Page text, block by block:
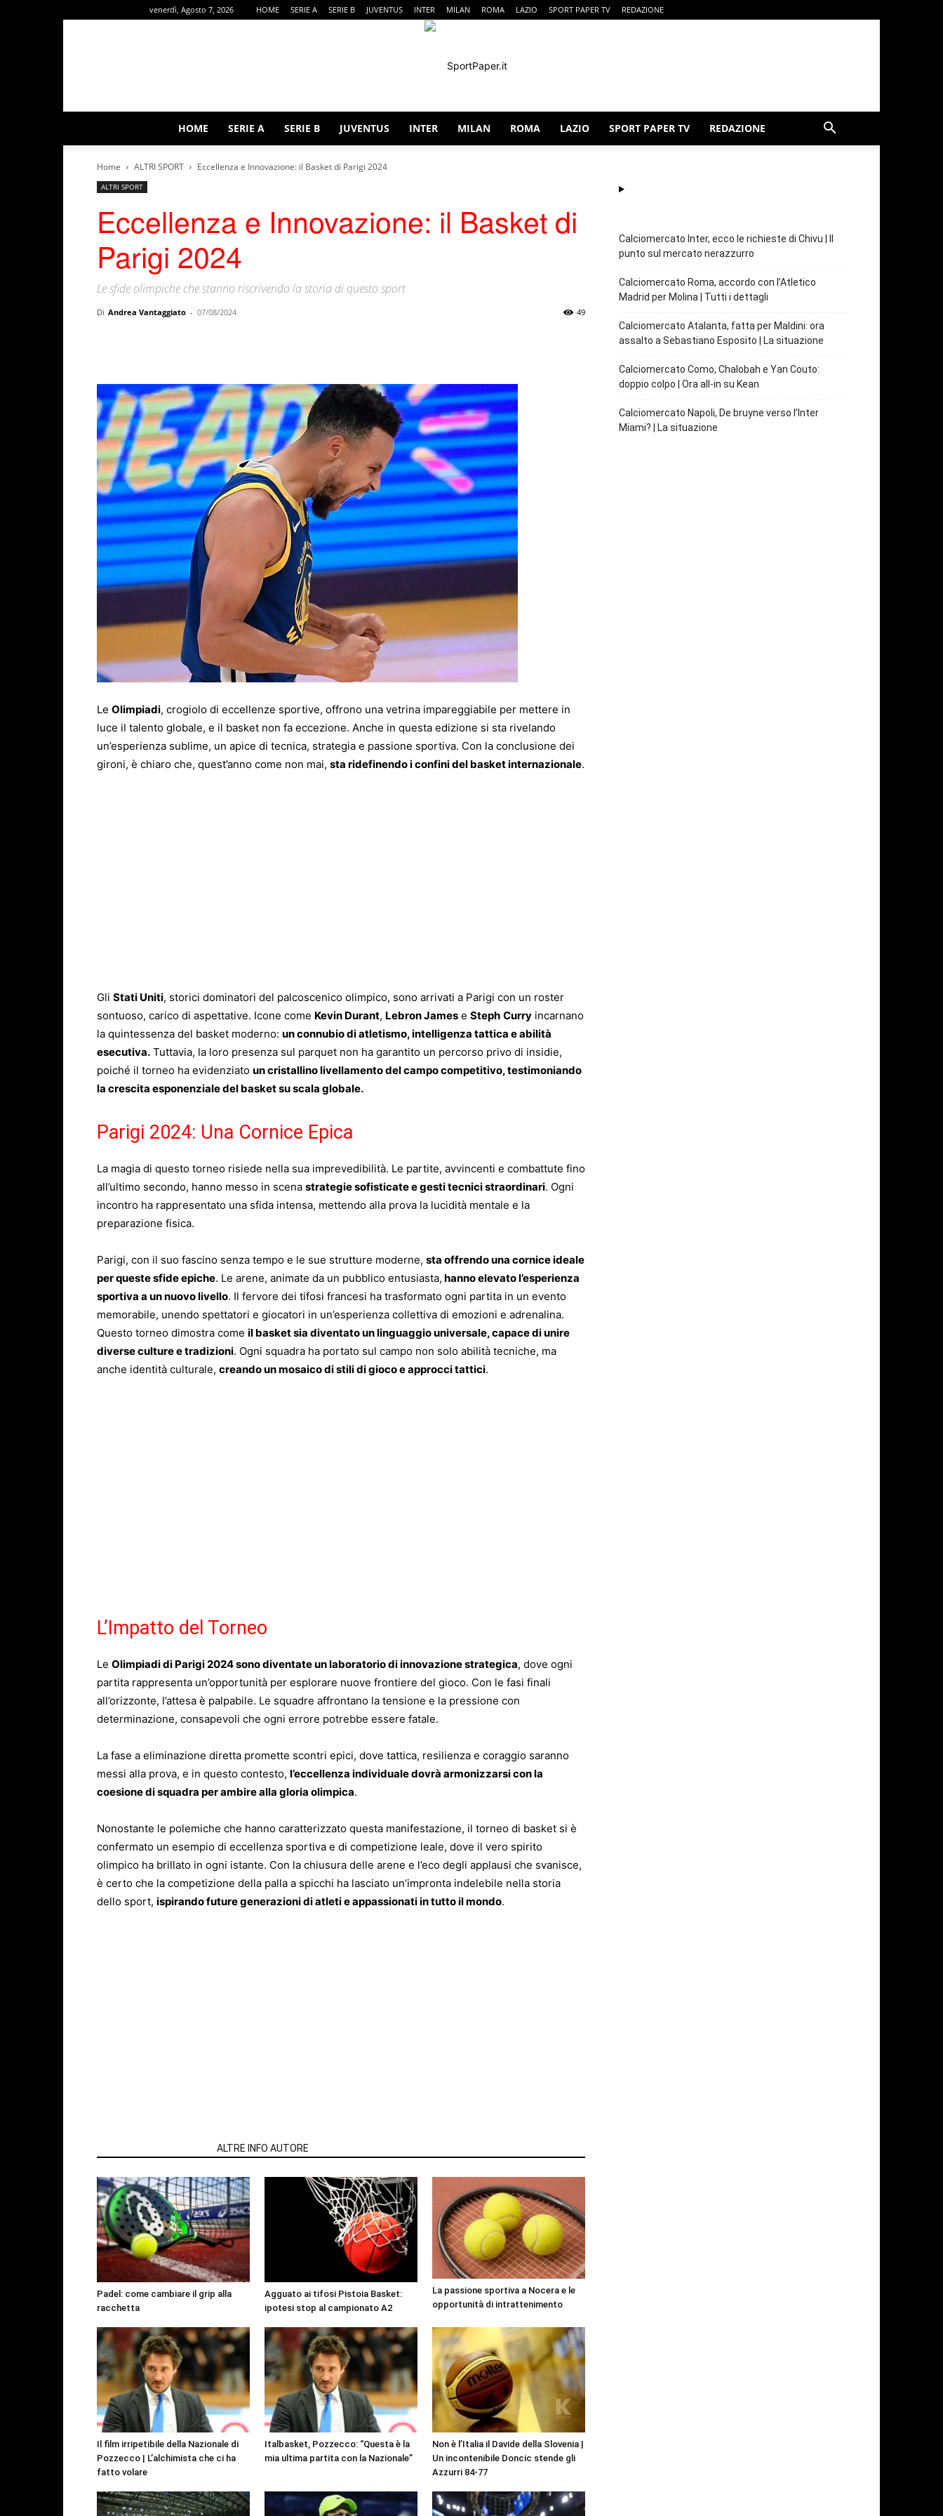
venerdì, Agosto 7, 2026 HOME SERIE A SERIE B JUVENTUS INTER MILAN ROMA LAZIO SPORT PAPER TV REDAZIONE
HOME SERIE A SERIE B JUVENTUS INTER MILAN ROMA LAZIO SPORT PAPER TV REDAZIONE
Home ALTRI SPORT Eccellenza e Innovazione: il Basket di Parigi 2024
ALTRI SPORT
Eccellenza e Innovazione: il Basket di
Parigi 2024
Le sfide olimpiche che stanno riscrivendo la storia di questo sport
Di Andrea Vantaggiato - 07/08/2024 49
Le Olimpiadi, crogiolo di eccellenze sportive, offrono una vetrina impareggiabile per mettere in
luce il talento globale, e il basket non fa eccezione. Anche in questa edizione si sta rivelando
un’esperienza sublime, un apice di tecnica, strategia e passione sportiva. Con la conclusione dei
gironi, è chiaro che, quest’anno come non mai, sta ridefinendo i confini del basket internazionale.
Gli Stati Uniti, storici dominatori del palcoscenico olimpico, sono arrivati a Parigi con un roster
sontuoso, carico di aspettative. Icone come Kevin Durant, Lebron James e Steph Curry incarnano
la quintessenza del basket moderno: un connubio di atletismo, intelligenza tattica e abilità
esecutiva. Tuttavia, la loro presenza sul parquet non ha garantito un percorso privo di insidie,
poiché il torneo ha evidenziato un cristallino livellamento del campo competitivo, testimoniando
la crescita esponenziale del basket su scala globale.
Parigi 2024: Una Cornice Epica
La magia di questo torneo risiede nella sua imprevedibilità. Le partite, avvincenti e combattute fino
all’ultimo secondo, hanno messo in scena strategie sofisticate e gesti tecnici straordinari. Ogni
incontro ha rappresentato una sfida intensa, mettendo alla prova la lucidità mentale e la
preparazione fisica.
Parigi, con il suo fascino senza tempo e le sue strutture moderne, sta offrendo una cornice ideale
per queste sfide epiche. Le arene, animate da un pubblico entusiasta, hanno elevato l’esperienza
sportiva a un nuovo livello. Il fervore dei tifosi francesi ha trasformato ogni partita in un evento
memorabile, unendo spettatori e giocatori in un’esperienza collettiva di emozioni e adrenalina.
Questo torneo dimostra come il basket sia diventato un linguaggio universale, capace di unire
diverse culture e tradizioni. Ogni squadra ha portato sul campo non solo abilità tecniche, ma
anche identità culturale, creando un mosaico di stili di gioco e approcci tattici.
L’Impatto del Torneo
Le Olimpiadi di Parigi 2024 sono diventate un laboratorio di innovazione strategica, dove ogni
partita rappresenta un’opportunità per esplorare nuove frontiere del gioco. Con le fasi finali
all’orizzonte, l’attesa è palpabile. Le squadre affrontano la tensione e la pressione con
determinazione, consapevoli che ogni errore potrebbe essere fatale.
La fase a eliminazione diretta promette scontri epici, dove tattica, resilienza e coraggio saranno
messi alla prova, e in questo contesto, l’eccellenza individuale dovrà armonizzarsi con la
coesione di squadra per ambire alla gloria olimpica.
Nonostante le polemiche che hanno caratterizzato questa manifestazione, il torneo di basket si è
confermato un esempio di eccellenza sportiva e di competizione leale, dove il vero spirito
olimpico ha brillato in ogni istante. Con la chiusura delle arene e l’eco degli applausi che svanisce,
è certo che la competizione della palla a spicchi ha lasciato un’impronta indelebile nella storia
dello sport, ispirando future generazioni di atleti e appassionati in tutto il mondo.
ALTRE INFO AUTORE
Padel: come cambiare il grip alla
racchetta
Agguato ai tifosi Pistoia Basket:
ipotesi stop al campionato A2
La passione sportiva a Nocera e le
opportunità di intrattenimento
Il film irripetibile della Nazionale di
Pozzecco | L’alchimista che ci ha
fatto volare
Italbasket, Pozzecco: “Questa è la
mia ultima partita con la Nazionale”
Non è l’Italia il Davide della Slovenia |
Un incontenibile Doncic stende gli
Azzurri 84-77
Calciomercato Inter, ecco le richieste di Chivu | Il
punto sul mercato nerazzurro
Calciomercato Roma, accordo con l’Atletico
Madrid per Molina | Tutti i dettagli
Calciomercato Atalanta, fatta per Maldini: ora
assalto a Sebastiano Esposito | La situazione
Calciomercato Como, Chalobah e Yan Couto:
doppio colpo | Ora all-in su Kean
Calciomercato Napoli, De bruyne verso l’Inter
Miami? | La situazione